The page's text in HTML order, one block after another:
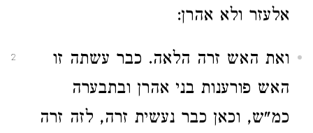
אלעזר ולא אהרן:
2
ואת האש זרה הלאה. כבר עשתה זו
האש פורענות בני אהרן ובתבערה
כמ"ש, וכאן כבר נעשית זרה, לזה זרה